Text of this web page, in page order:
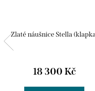
Zlaté náušnice Stella
18 300 Kč